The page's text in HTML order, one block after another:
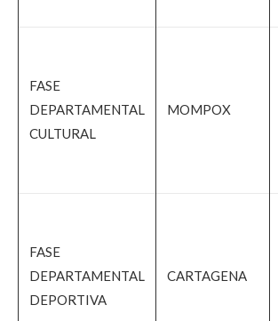
FASE
DEPARTAMENTAL
CULTURAL
MOMPOX
FASE
DEPARTAMENTAL
DEPORTIVA
CARTAGENA